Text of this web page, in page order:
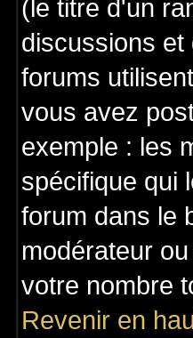
(le titre d'un
discussions et
forums
vous avez
exemple : les
spécifique qui
forum dans le
modérateur
votre nombre
Revenir en